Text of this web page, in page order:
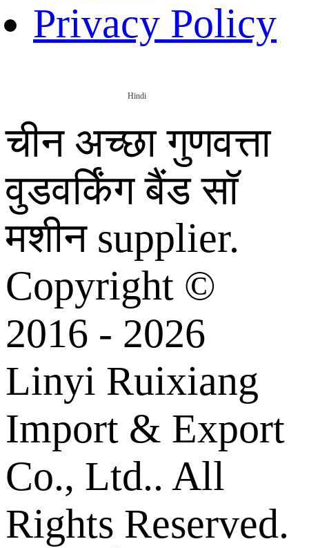
Privacy Policy
Hindi
चीन अच्छा गुणवत्ता
वुडवर्किंग बैंड सॉ
मशीन supplier.
Copyright ©
2016 - 2026
Linyi Ruixiang
Import & Export
Co., Ltd.. All
Rights Reserved.